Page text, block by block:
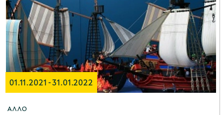
Μουσείο Ελιάς και Ελληνικού Λαδιού
Μουσείο Βιομηχανικής Ελαιουργίας
01.11.2021 -31.01.2022
ΆΛΛΟ